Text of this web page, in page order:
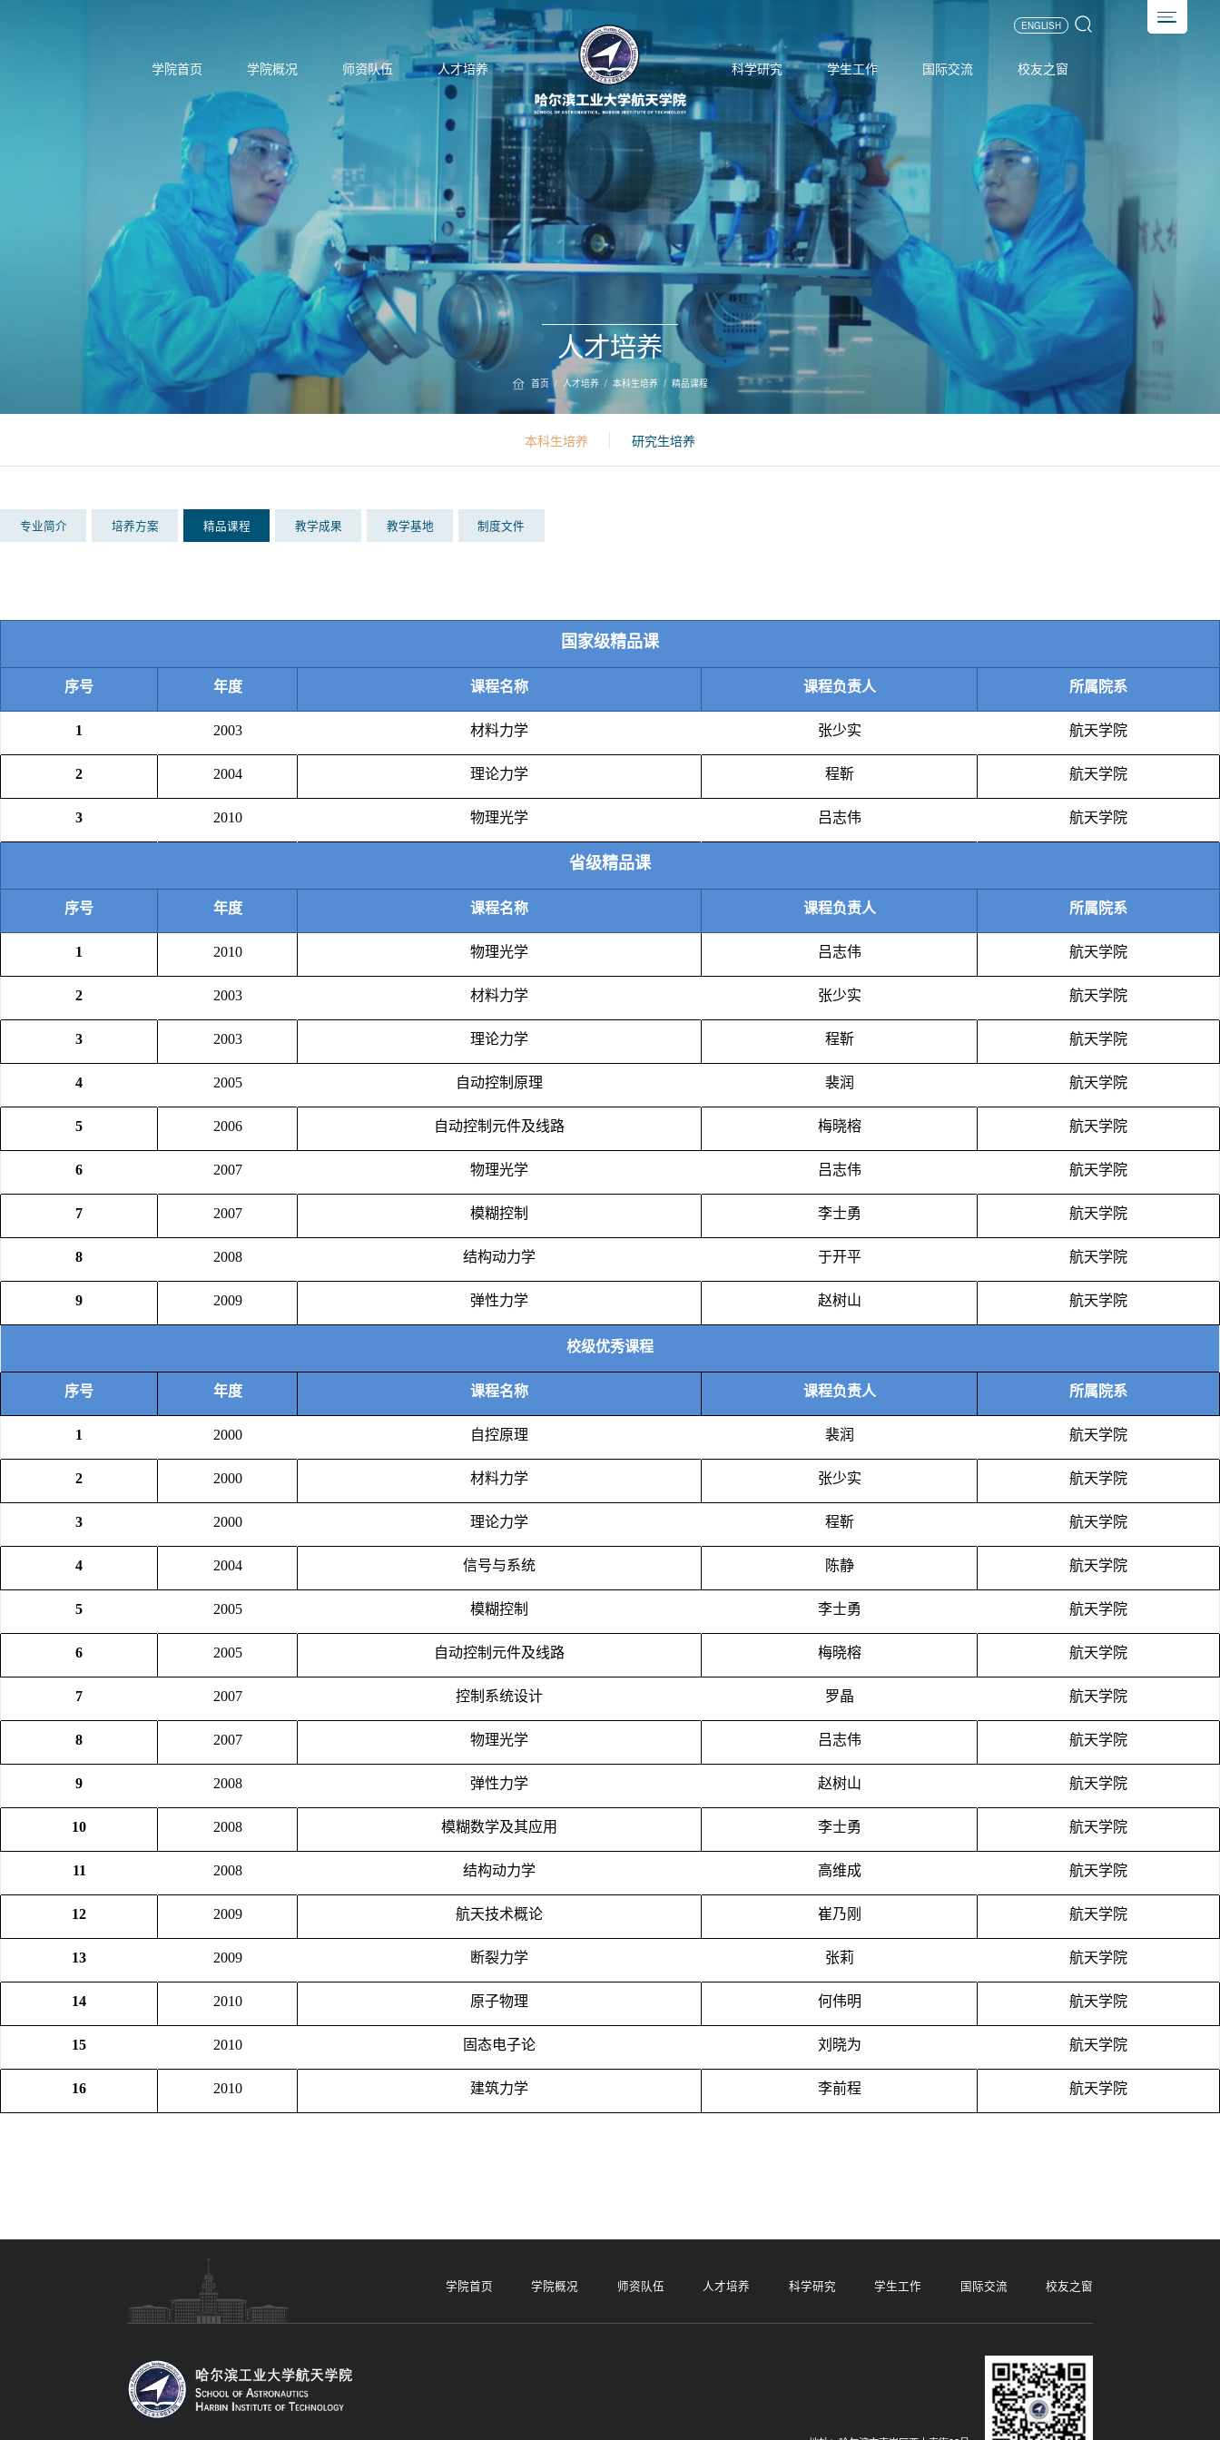
ENGLISH
学院首页 学院概况 师资队伍 人才培养 科学研究 学生工作 国际交流 校友之窗
人才培养
首页 / 人才培养 / 本科生培养 / 精品课程
本科生培养 研究生培养
专业简介 培养方案 精品课程 教学成果 教学基地 制度文件
国家级精品课
序号 年度 课程名称 课程负责人 所属院系
1 2003 材料力学 张少实 航天学院
2 2004 理论力学 程靳 航天学院
3 2010 物理光学 吕志伟 航天学院
省级精品课
序号 年度 课程名称 课程负责人 所属院系
1 2010 物理光学 吕志伟 航天学院
2 2003 材料力学 张少实 航天学院
3 2003 理论力学 程靳 航天学院
4 2005 自动控制原理 裴润 航天学院
5 2006 自动控制元件及线路 梅晓榕 航天学院
6 2007 物理光学 吕志伟 航天学院
7 2007 模糊控制 李士勇 航天学院
8 2008 结构动力学 于开平 航天学院
9 2009 弹性力学 赵树山 航天学院
校级优秀课程
序号 年度 课程名称 课程负责人 所属院系
1 2000 自控原理 裴润 航天学院
2 2000 材料力学 张少实 航天学院
3 2000 理论力学 程靳 航天学院
4 2004 信号与系统 陈静 航天学院
5 2005 模糊控制 李士勇 航天学院
6 2005 自动控制元件及线路 梅晓榕 航天学院
7 2007 控制系统设计 罗晶 航天学院
8 2007 物理光学 吕志伟 航天学院
9 2008 弹性力学 赵树山 航天学院
10 2008 模糊数学及其应用 李士勇 航天学院
11 2008 结构动力学 高维成 航天学院
12 2009 航天技术概论 崔乃刚 航天学院
13 2009 断裂力学 张莉 航天学院
14 2010 原子物理 何伟明 航天学院
15 2010 固态电子论 刘晓为 航天学院
16 2010 建筑力学 李前程 航天学院
学院首页 学院概况 师资队伍 人才培养 科学研究 学生工作 国际交流 校友之窗